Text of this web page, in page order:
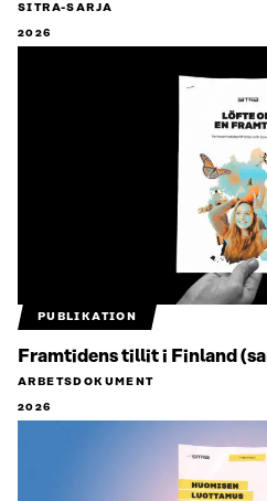
SITRA-SARJA
2026
PUBLIKATION
Framtidens tillit i Finland
ARBETSDOKUMENT
2026